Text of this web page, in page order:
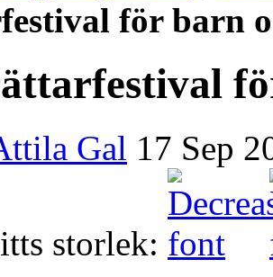
för barn
Gal 17 Sep
storlek: